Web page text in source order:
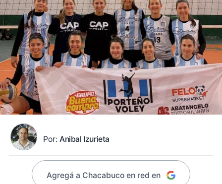
Por: Anibal Izurieta
Agregá a Chacabuco en red en